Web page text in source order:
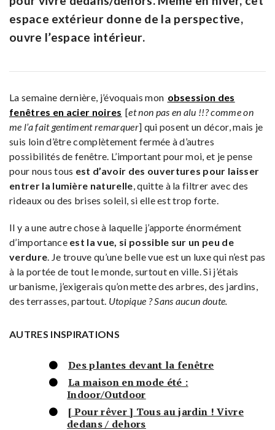
espace extérieur donne de la perspective,
ouvre l’espace intérieur.
La semaine dernière, j’évoquais mon obsession des
fenêtres en acier noires [et non pas en alu !!? comme on
me l’a fait gentiment remarquer] qui posent un décor, mais je
suis loin d’être complètement fermée à d’autres
possibilités de fenêtre. L’important pour moi, et je pense
pour nous tous est d’avoir des ouvertures pour laisser
entrer la lumière naturelle , quitte à la filtrer avec des
rideaux ou des brises soleil, si elle est trop forte.
Il y a une autre chose à laquelle j’apporte énormément
d’importance est la vue, si possible sur un peu de
verdure . Je trouve qu’une belle vue est un luxe qui n’est pas
à la portée de tout le monde, surtout en ville. Si j’étais
urbanisme, j’exigerais qu’on mette des arbres, des jardins,
des terrasses, partout. Utopique ? Sans aucun doute.
AUTRES INSPIRATIONS
Des plantes devant la fenêtre
La maison en mode été :
Indoor/Outdoor
[ Pour rêver ] Tous au jardin ! Vivre
dedans / dehors